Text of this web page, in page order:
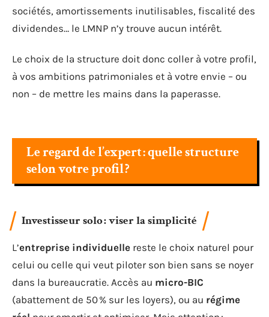
sociétés, amortissements inutilisables, fiscalité des
dividendes… le LMNP n’y trouve aucun intérêt.
Le choix de la structure doit donc coller à votre profil,
à vos ambitions patrimoniales et à votre envie – ou
non – de mettre les mains dans la paperasse.
Le regard de l’expert : quelle structure
selon votre profil ?
Investisseur solo : viser la simplicité
L’entreprise individuelle reste le choix naturel pour
celui ou celle qui veut piloter son bien sans se noyer
dans la bureaucratie. Accès au micro-BIC
(abattement de 50 % sur les loyers), ou au régime